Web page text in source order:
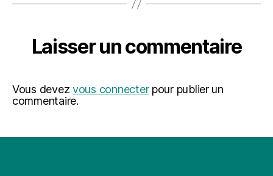
Laisser un commentaire
Vous devezvous connecterpour publier un
commentaire.